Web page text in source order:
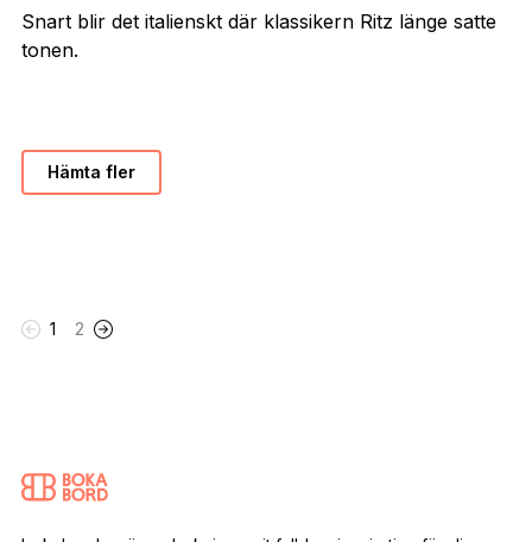
Snart blir det italienskt där klassikern Ritz länge satte
tonen.
Hämta fler
1 2